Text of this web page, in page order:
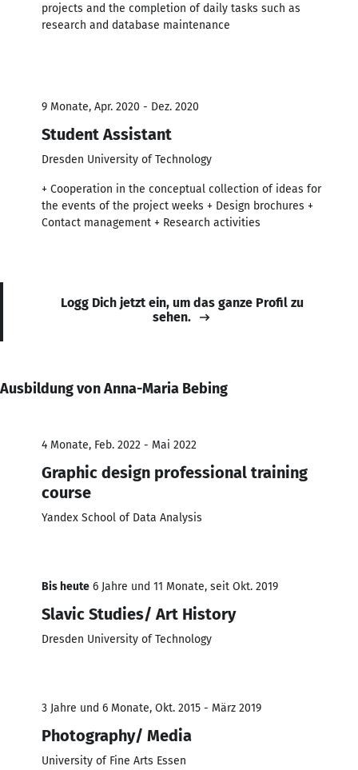
projects and the completion of daily tasks such as
research and database maintenance
9 Monate, Apr. 2020 - Dez. 2020
Student Assistant
Dresden University of Technology
+ Cooperation in the conceptual collection of ideas for
the events of the project weeks + Design brochures +
Contact management + Research activities
Logg Dich jetzt ein, um das ganze Profil zu
sehen.
Ausbildung von Anna-Maria Bebing
4 Monate, Feb. 2022 - Mai 2022
Graphic design professional training
course
Yandex School of Data Analysis
Bis heute 6 Jahre und 11 Monate, seit Okt. 2019
Slavic Studies/ Art History
Dresden University of Technology
3 Jahre und 6 Monate, Okt. 2015 - März 2019
Photography/ Media
University of Fine Arts Essen